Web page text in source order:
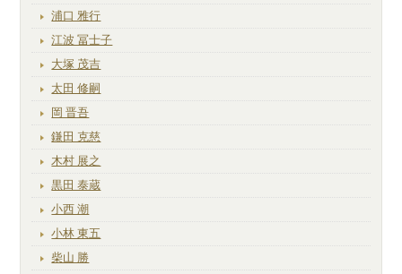
浦口 雅行
江波 冨士子
大塚 茂吉
太田 修嗣
岡 晋吾
鎌田 克慈
木村 展之
黒田 泰蔵
小西 潮
小林 東五
柴山 勝